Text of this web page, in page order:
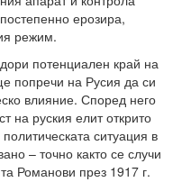
ерозира,
режим.
потенциален край на
попречи на Русия да си
влияние. Според него
на руския елит открито
ситуация в
– точно както се случи
Романови през 1917 г.